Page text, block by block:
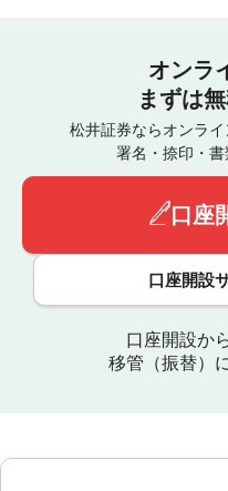
オンラ
まずは
松井証券ならオンライ
署名・捺印・書
口座
口座開設
口座開設か
移管（振替）